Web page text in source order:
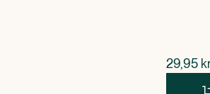
$
29,95